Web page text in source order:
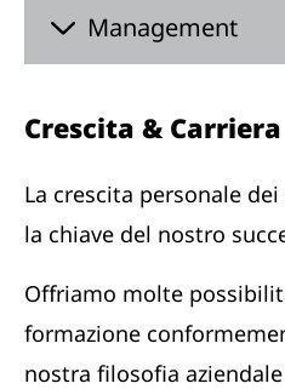
Management
Crescita & Carriera
La crescita personale
la chiave del nostro
Offriamo molte
formazione
nostra filosofia